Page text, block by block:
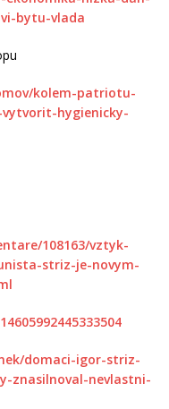
bytu-vlada
kolem-patriotu-
hygienicky-
108163/vztyk-
striz-je-novym-
domaci-igor-striz-
znasilnoval-nevlastni-